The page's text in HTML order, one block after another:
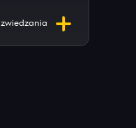
zwiedzania